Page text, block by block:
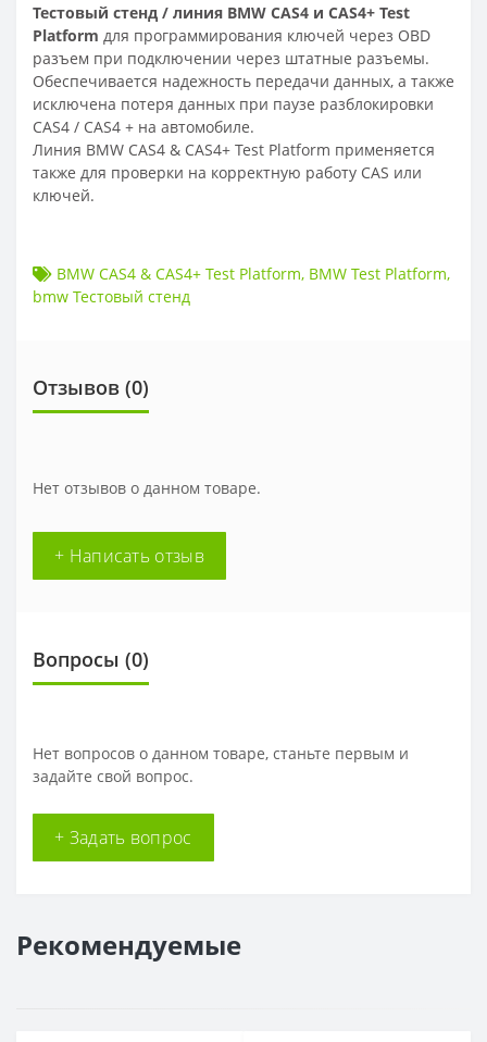
Тестовый стенд / линия BMW CAS4 и CAS4+ Test
Platform для программирования ключей через OBD
разъем при подключении через штатные разъемы.
Обеспечивается надежность передачи данных, а также
исключена потеря данных при паузе разблокировки
CAS4 / CAS4 + на автомобиле.
Линия BMW CAS4 & CAS4+ Test Platform применяется
также для проверки на корректную работу CAS или
ключей.
BMW CAS4 & CAS4+ Test Platform, BMW Test Platform,
bmw Тестовый стенд
Отзывов (0)
Нет отзывов о данном товаре.
+ Написать отзыв
Вопросы (0)
Нет вопросов о данном товаре, станьте первым и
задайте свой вопрос.
+ Задать вопрос
Рекомендуемые